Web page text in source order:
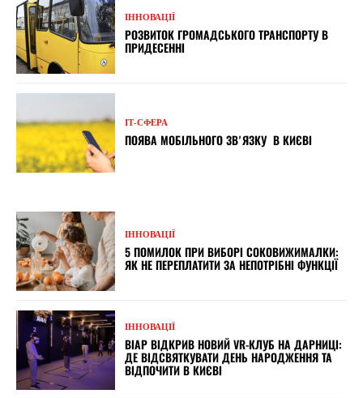
ІННОВАЦІЇ
РОЗВИТОК ГРОМАДСЬКОГО ТРАНСПОРТУ В
ПРИДЕСЕННІ
ІТ-СФЕРА
ПОЯВА МОБІЛЬНОГО ЗВʼЯЗКУ В КИЄВІ
ІННОВАЦІЇ
5 ПОМИЛОК ПРИ ВИБОРІ СОКОВИЖИМАЛКИ:
ЯК НЕ ПЕРЕПЛАТИТИ ЗА НЕПОТРІБНІ ФУНКЦІЇ
ІННОВАЦІЇ
ВІАР ВІДКРИВ НОВИЙ VR-КЛУБ НА ДАРНИЦІ:
ДЕ ВІДСВЯТКУВАТИ ДЕНЬ НАРОДЖЕННЯ ТА
ВІДПОЧИТИ В КИЄВІ